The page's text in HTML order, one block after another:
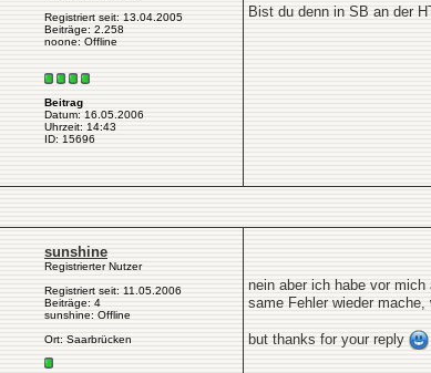
Registriert seit: 13.04.2005
Beiträge: 2.258
noone: Offline
Beitrag
Datum: 16.05.2006
Uhrzeit: 14:43
ID: 15696
Bist du denn in SB an der
sunshine
Registrierter Nutzer
Registriert seit: 11.05.2006
Beiträge: 4
sunshine: Offline
Ort: Saarbrücken
nein aber ich habe vor
same Fehler wieder
but thanks for your reply